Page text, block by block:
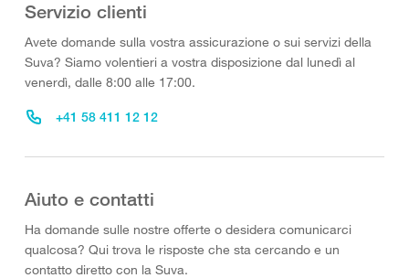
Servizio clienti
Avete domande sulla vostra assicurazione o sui servizi della
Suva? Siamo volentieri a vostra disposizione dal lunedì al
venerdì, dalle 8:00 alle 17:00.
+41 58 411 12 12
Aiuto e contatti
Ha domande sulle nostre offerte o desidera comunicarci
qualcosa? Qui trova le risposte che sta cercando e un
contatto diretto con la Suva.